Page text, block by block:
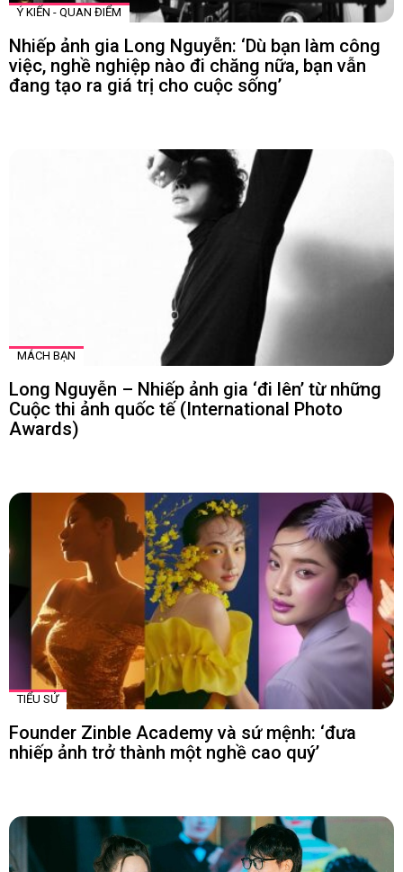
Ý KIẾN - QUAN ĐIỂM
Nhiếp ảnh gia Long Nguyễn: ‘Dù bạn làm công
việc, nghề nghiệp nào đi chăng nữa, bạn vẫn
đang tạo ra giá trị cho cuộc sống’
MÁCH BẠN
Long Nguyễn – Nhiếp ảnh gia ‘đi lên’ từ những
Cuộc thi ảnh quốc tế (International Photo
Awards)
TIỂU SỬ
Founder Zinble Academy và sứ mệnh: ‘đưa
nhiếp ảnh trở thành một nghề cao quý’